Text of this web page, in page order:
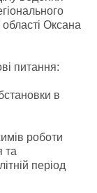
Оксана
питання:
в
роботи
та
період